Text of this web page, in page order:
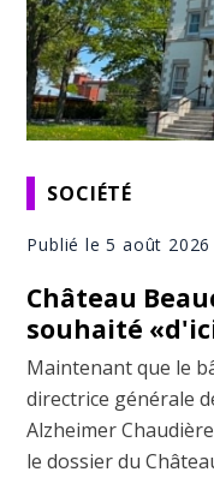
SOCIÉTÉ
Publié le 5 août 2026
Château
souhaité
Maintenant que le
directrice générale
Alzheimer
le dossier du